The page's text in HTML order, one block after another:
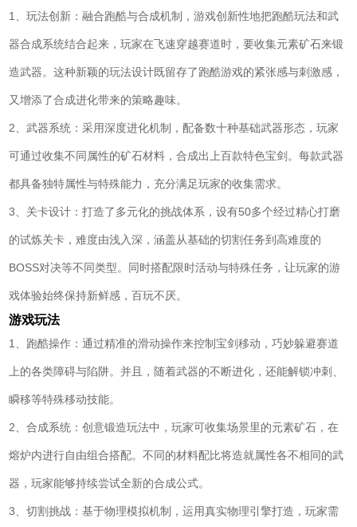
1、玩法创新：融合跑酷与合成机制，游戏创新性地把跑酷玩法和武
器合成系统结合起来，玩家在飞速穿越赛道时，要收集元素矿石来锻
造武器。这种新颖的玩法设计既留存了跑酷游戏的紧张感与刺激感，
又增添了合成进化带来的策略趣味。
2、武器系统：采用深度进化机制，配备数十种基础武器形态，玩家
可通过收集不同属性的矿石材料，合成出上百款特色宝剑。每款武器
都具备独特属性与特殊能力，充分满足玩家的收集需求。
3、关卡设计：打造了多元化的挑战体系，设有50多个经过精心打磨
的试炼关卡，难度由浅入深，涵盖从基础的切割任务到高难度的
BOSS对决等不同类型。同时搭配限时活动与特殊任务，让玩家的游
戏体验始终保持新鲜感，百玩不厌。
游戏玩法
1、跑酷操作：通过精准的滑动操作来控制宝剑移动，巧妙躲避赛道
上的各类障碍与陷阱。并且，随着武器的不断进化，还能解锁冲刺、
瞬移等特殊移动技能。
2、合成系统：创意锻造玩法中，玩家可收集场景里的元素矿石，在
熔炉内进行自由组合搭配。不同的材料配比将造就属性各不相同的武
器，玩家能够持续尝试全新的合成公式。
3、切割挑战：基于物理模拟机制，运用真实物理引擎打造，玩家需